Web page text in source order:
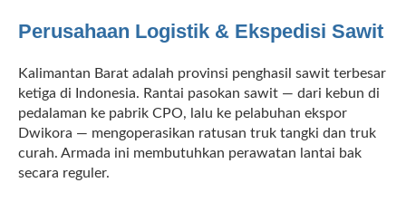
Perusahaan Logistik & Ekspedisi Sawit
Kalimantan Barat adalah provinsi penghasil sawit terbesar
ketiga di Indonesia. Rantai pasokan sawit — dari kebun di
pedalaman ke pabrik CPO, lalu ke pelabuhan ekspor
Dwikora — mengoperasikan ratusan truk tangki dan truk
curah. Armada ini membutuhkan perawatan lantai bak
secara reguler.